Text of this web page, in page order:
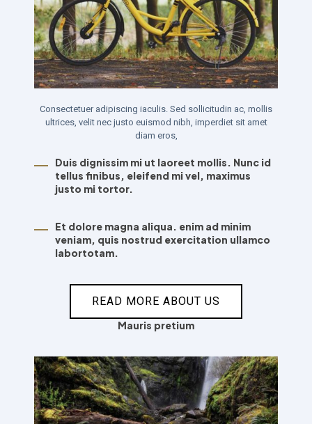
Consectetuer adipiscing iaculis. Sed sollicitudin ac, mollis
ultrices, velit nec justo euismod nibh, imperdiet sit amet
diam eros,
Duis dignissim mi ut laoreet mollis. Nunc id
tellus finibus, eleifend mi vel, maximus
justo mi tortor.
Et dolore magna aliqua. enim ad minim
veniam, quis nostrud exercitation ullamco
labortotam.
READ MORE ABOUT US
Mauris pretium